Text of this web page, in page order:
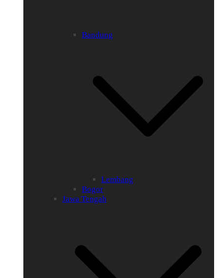
Bandung
Lembang
Bogor
Jawa Tengah